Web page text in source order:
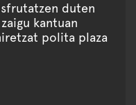
duten
kantuan
polita plaza